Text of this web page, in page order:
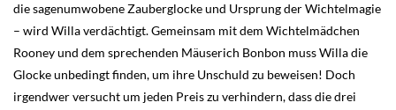
die sagenumwobene Zauberglocke und Ursprung der Wichtelmagie
– wird Willa verdächtigt. Gemeinsam mit dem Wichtelmädchen
Rooney und dem sprechenden Mäuserich Bonbon muss Willa die
Glocke unbedingt finden, um ihre Unschuld zu beweisen! Doch
irgendwer versucht um jeden Preis zu verhindern, dass die drei